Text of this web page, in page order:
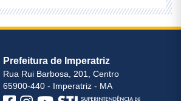
Prefeitura de Imperatriz
Rua Rui Barbosa, 201, Centro
65900-440 - Imperatriz - MA